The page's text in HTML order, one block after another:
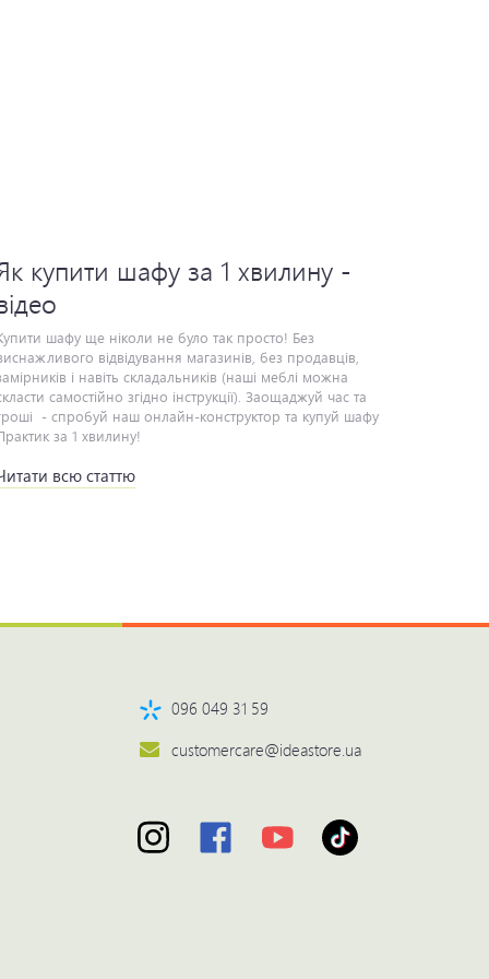
купити шафу за 1 хвилину -
шафу ще ніколи не було так просто! Без виснажливого відвідування магазинів, без продавців, замірників і навіть складальників (наші меблі можна скласти самостійно згідно інструкції). Заощаджуй час та гроші - спробуй наш онлайн-конструктор та купуй шафу Практик за 1 хвилину!
всю статтю
096 049 31 59
customercare@ideastore.ua